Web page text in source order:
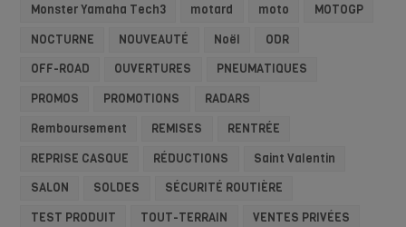
Monster Yamaha Tech3
motard moto
MOTOGP
NOCTURNE
NOUVEAUTÉ Noël
ODR
OFF-ROAD
OUVERTURES
PNEUMATIQUES
PROMOS
PROMOTIONS
RADARS
Remboursement
REMISES
RENTRÉE
REPRISE CASQUE
RÉDUCTIONS
Saint Valentin
SALON
SOLDES
SÉCURITÉ ROUTIÈRE
TEST PRODUIT
TOUT-TERRAIN
VENTES PRIVÉES